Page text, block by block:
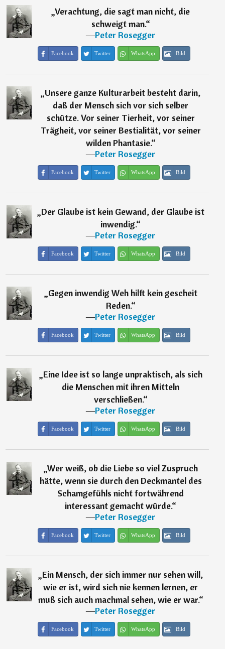
„Verachtung, die sagt man nicht, die
schweigt man.“
―Peter Rosegger
Facebook Twitter WhatsApp Bild
„Unsere ganze Kulturarbeit besteht darin,
daß der Mensch sich vor sich selber
schütze. Vor seiner Tierheit, vor seiner
Trägheit, vor seiner Bestialität, vor seiner
wilden Phantasie.“
―Peter Rosegger
Facebook Twitter WhatsApp Bild
„Der Glaube ist kein Gewand, der Glaube ist
inwendig.“
―Peter Rosegger
Facebook Twitter WhatsApp Bild
„Gegen inwendig Weh hilft kein gescheit
Reden.“
―Peter Rosegger
Facebook Twitter WhatsApp Bild
„Eine Idee ist so lange unpraktisch, als sich
die Menschen mit ihren Mitteln
verschließen.“
―Peter Rosegger
Facebook Twitter WhatsApp Bild
„Wer weiß, ob die Liebe so viel Zuspruch
hätte, wenn sie durch den Deckmantel des
Schamgefühls nicht fortwährend
interessant gemacht würde.“
―Peter Rosegger
Facebook Twitter WhatsApp Bild
„Ein Mensch, der sich immer nur sehen will,
wie er ist, wird sich nie kennen lernen, er
muß sich auch machmal sehen, wie er war.“
―Peter Rosegger
Facebook Twitter WhatsApp Bild